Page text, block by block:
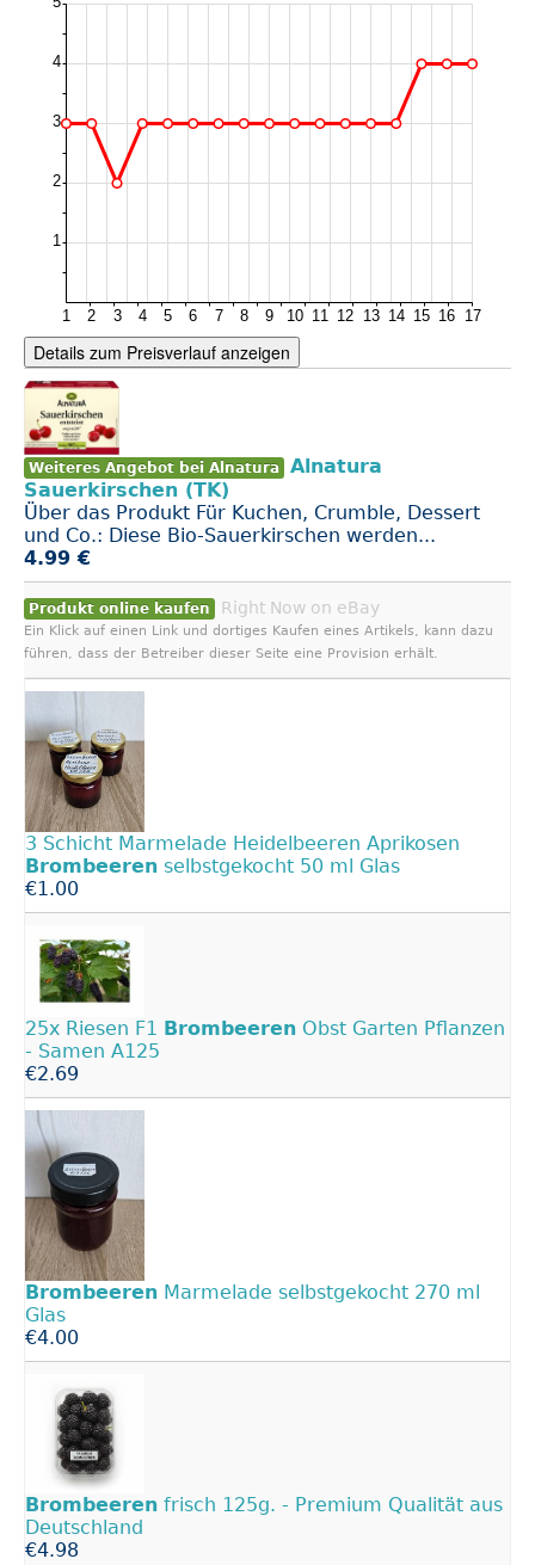
Details zum Preisverlauf anzeigen
Weiteres Angebot bei Alnatura
Alnatura
Sauerkirschen (TK)
Über das Produkt Für Kuchen, Crumble, Dessert
und Co.: Diese Bio-Sauerkirschen werden...
4.99 €
Produkt online kaufen Right Now on eBay
Ein Klick auf einen Link und dortiges Kaufen eines Artikels, kann dazu
führen, dass der Betreiber dieser Seite eine Provision erhält.
3 Schicht Marmelade Heidelbeeren Aprikosen
Brombeeren selbstgekocht 50 ml Glas
€1.00
25x Riesen F1 Brombeeren Obst Garten Pflanzen
- Samen A125
€2.69
Brombeeren Marmelade selbstgekocht 270 ml
Glas
€4.00
Brombeeren frisch 125g. - Premium Qualität aus
Deutschland
€4.98